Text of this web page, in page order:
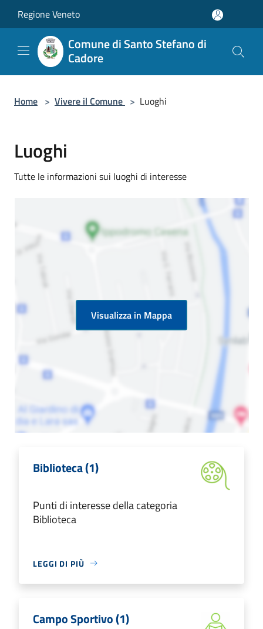
Regione Veneto
Comune di Santo Stefano di
Cadore
Home > Vivere il Comune > Luoghi
Luoghi
Tutte le informazioni sui luoghi di interesse
Visualizza in Mappa
Biblioteca (1)
Punti di interesse della categoria
Biblioteca
LEGGI DI PIÙ
Campo Sportivo (1)